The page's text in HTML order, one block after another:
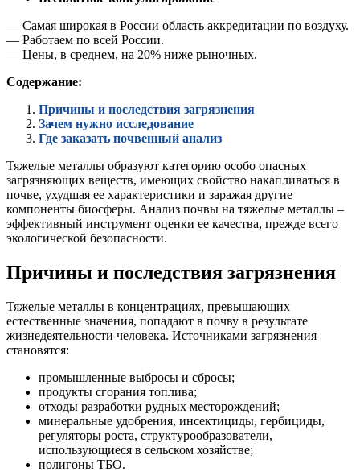
— Самая широкая в России область аккредитации по воздуху.
— Работаем по всей России.
— Цены, в среднем, на 20% ниже рыночных.
Содержание:
Причины и последствия загрязнения
Зачем нужно исследование
Где заказать почвенный анализ
Тяжелые металлы образуют категорию особо опасных
загрязняющих веществ, имеющих свойство накапливаться в
почве, ухудшая ее характеристики и заражая другие
компоненты биосферы. Анализ почвы на тяжелые металлы –
эффективный инструмент оценки ее качества, прежде всего
экологической безопасности.
Причины и последствия загрязнения
Тяжелые металлы в концентрациях, превышающих
естественные значения, попадают в почву в результате
жизнедеятельности человека. Источниками загрязнения
становятся:
промышленные выбросы и сбросы;
продукты сгорания топлива;
отходы разработки рудных месторождений;
минеральные удобрения, инсектициды, гербициды,
регуляторы роста, структурообразователи,
использующиеся в сельском хозяйстве;
полигоны ТБО.